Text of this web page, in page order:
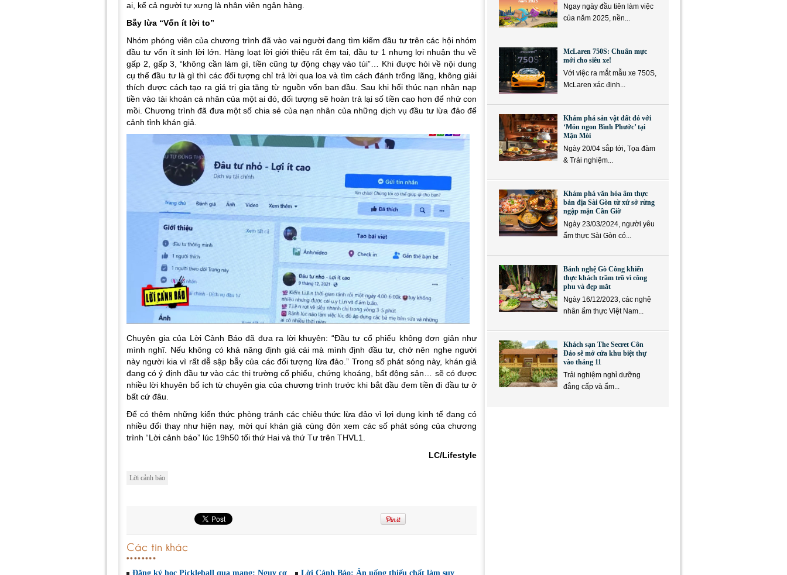
ai, kể cả người tự xưng là nhân viên ngân hàng.
Bẫy lừa “Vốn ít lời to”
Nhóm phóng viên của chương trình đã vào vai người đang tìm kiếm đầu tư trên các hội nhóm
đầu tư vốn ít sinh lời lớn. Hàng loạt lời giới thiệu rất êm tai, đầu tư 1 nhưng lợi nhuận thu về
gấp 2, gấp 3, “không cần làm gì, tiền cũng tự động chạy vào túi”… Khi được hỏi về nội dung
cụ thể đầu tư là gì thì các đối tượng chỉ trả lời qua loa và tìm cách đánh trống lãng, không giải
thích được cách tạo ra giá trị gia tăng từ nguồn vốn ban đầu. Sau khi hối thúc nạn nhân nạp
tiền vào tài khoản cá nhân của một ai đó, đối tượng sẽ hoàn trả lại số tiền cao hơn để nhử con
mồi. Chương trình đã đưa một số chia sẻ của nạn nhân của những dịch vụ đầu tư lừa đảo để
cảnh tỉnh khán giả.
Chuyên gia của Lời Cảnh Báo đã đưa ra lời khuyên: “Đầu tư cổ phiếu không đơn giản như
mình nghĩ. Nếu không có khả năng định giá cái mà mình định đầu tư, chớ nên nghe người
này người kia vì rất dễ sập bẫy của các đối tượng lừa đảo.” Trong số phát sóng này, khán giả
đang có ý định đầu tư vào các thị trường cổ phiếu, chứng khoáng, bất động sản… sẽ có được
nhiều lời khuyên bổ ích từ chuyên gia của chương trình trước khi bắt đầu đem tiền đi đầu tư ở
bất cứ đâu.
Để có thêm những kiến thức phòng tránh các chiêu thức lừa đảo vì lợi dụng kinh tế đang có
nhiều đổi thay như hiện nay, mời quí khán giả cùng đón xem các số phát sóng của chương
trình “Lời cảnh báo” lúc 19h50 tối thứ Hai và thứ Tư trên THVL1.
LC/Lifestyle
Lời cảnh báo
Các tin khác
Đăng ký học Pickleball qua mạng: Nguy cơ
Lời Cảnh Báo: Ăn uống thiếu chất làm suy
Ngay ngày đầu tiên làm việc
của năm 2025, nền...
McLaren 750S: Chuẩn mực
mới cho siêu xe!
Với việc ra mắt mẫu xe 750S,
McLaren xác định...
Khám phá sản vật đất đỏ với
‘Món ngon Bình Phước’ tại
Mặn Mòi
Ngày 20/04 sắp tới, Tọa đàm
& Trải nghiệm...
Khám phá văn hóa ẩm thực
bản địa Sài Gòn từ xứ sở rừng
ngập mặn Cần Giờ
Ngày 23/03/2024, người yêu
ẩm thực Sài Gòn có...
Bánh nghệ Gò Công khiến
thực khách trầm trồ vì công
phu và đẹp mắt
Ngày 16/12/2023, các nghệ
nhân ẩm thực Việt Nam...
Khách sạn The Secret Côn
Đảo sẽ mở cửa khu biệt thự
vào tháng 11
Trải nghiệm nghỉ dưỡng
đẳng cấp và ẩm...